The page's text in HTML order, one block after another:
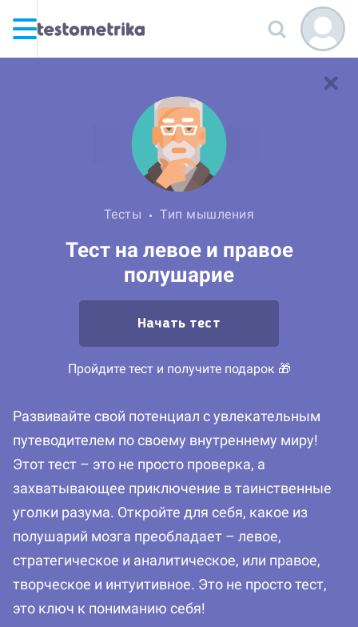
Тесты Тип мышления
Тест на левое и правое
полушарие
Начать тест
Пройдите тест и получите подарок 🎁
Развивайте свой потенциал с увлекательным
путеводителем по своему внутреннему миру!
Этот тест – это не просто проверка, а
захватывающее приключение в таинственные
уголки разума. Откройте для себя, какое из
полушарий мозга преобладает – левое,
стратегическое и аналитическое, или правое,
творческое и интуитивное. Это не просто тест,
это ключ к пониманию себя!